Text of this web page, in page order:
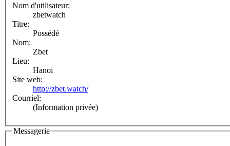
Nom d'utilisateur:
zbetwatch
Titre:
Possédé
Nom:
Zbet
Lieu:
Hanoi
Site web:
http://zbet.watch/
Courriel:
(Information privée)
Messagerie